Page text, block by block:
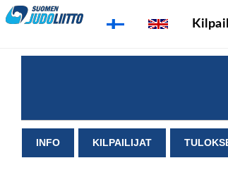
INFO KILPAILIJAT